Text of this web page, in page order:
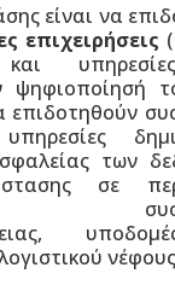
είναι να
επιχειρήσεις
και
ψηφιοποίησή
επιδοτηθούν
των
σε